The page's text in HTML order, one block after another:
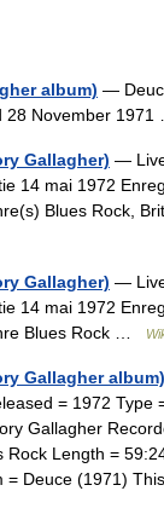
album) —
28 November
Gallagher) —
14 mai 1972
Blues Rock,
Gallagher) —
14 mai 1972
Blues Rock …
Gallagher album)
= 1972 Type
Gallagher
Rock Length =
= Deuce (1971)